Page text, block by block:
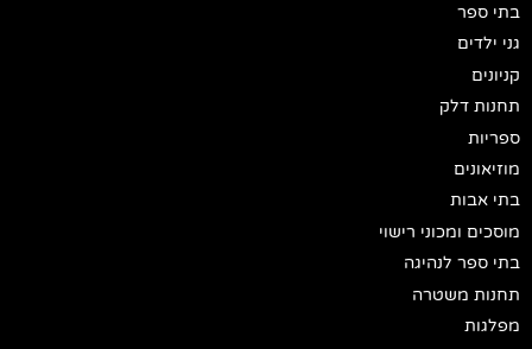
בתי ספר
גני ילדים
קניונים
תחנות דלק
ספריות
מוזיאונים
בתי אבות
מוסכים ומכוני רישוי
בתי ספר לנהיגה
תחנות משטרה
מפלגות